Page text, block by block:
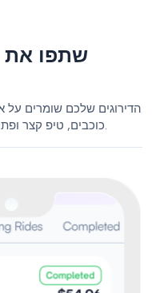
שתפו את
הדירוגים שלכם שומרים על
כוכבים, טיפ קצר ופתק - זה לוקח 10 שניות ועושה שינוי אמיתי.